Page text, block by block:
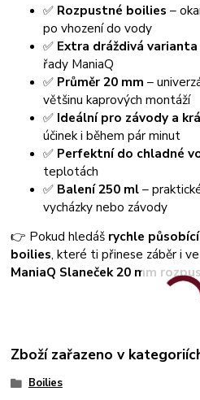
✅ Rozpustné boilies –
po vhození do vody
✅ Extra dráždivá varianta
řady ManiaQ
✅ Průměr 20 mm –
většinu kaprových montáží
✅ Ideální pro závody a
účinek i během pár minut
✅ Perfektní do chladné
teplotách
✅ Balení 250 ml–
vycházky nebo závody
👉 Pokud hledáš rychle
boilies, které ti přinese záběr i
ManiaQ Slaneček 20 mm
Zboží zařazeno v
Boilies